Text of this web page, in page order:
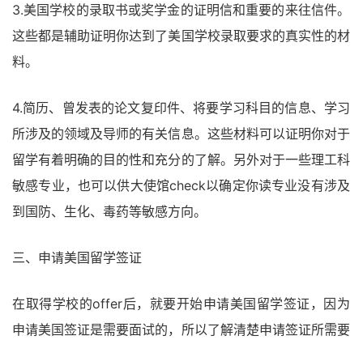
3.美国学校的录取书或奖学金的证明信和重要的来往信件。
这些都是辅助证明你达到了美国学校录取要求的真实性的材
料。
4.简历、曾发表的论文复印件、将要学习科目的信息、学习
所涉及的领域及导师的有关信息。这些材料可以证明你对于
留学有着明确的目的性和充分的了解。另外对于一些理工科
敏感专业，也可以供大使馆check以确定你读专业没有涉及
到国防、生化、毒药等敏感方向。
三、申请美国留学签证
在取得学校的offer后，就要开始申请美国留学签证，因为
申请美国签证是需要面试的，所以了解清楚申请签证所需要